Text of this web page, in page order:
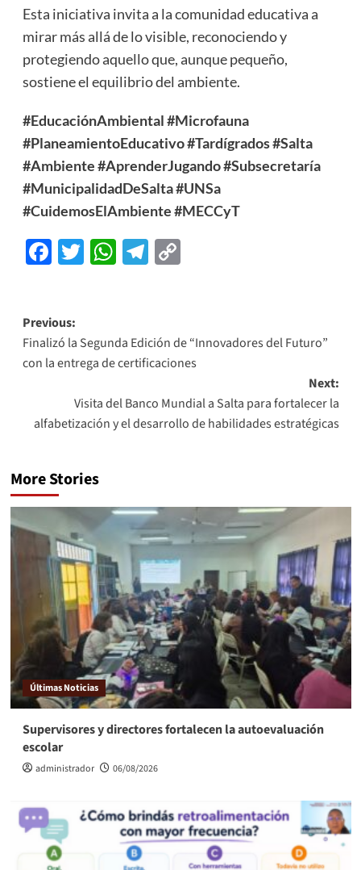
Esta iniciativa invita a la comunidad educativa a
mirar más allá de lo visible, reconociendo y
protegiendo aquello que, aunque pequeño,
sostiene el equilibrio del ambiente.
#EducaciónAmbiental#Microfauna
#PlaneamientoEducativo#Tardígrados#Salta
#Ambiente#AprenderJugando#Subsecretaría
#MunicipalidadDeSalta#UNSa
#CuidemosElAmbiente#MECCyT
Facebook
Twitter
WhatsApp
Telegram
Copy
Previous:
Finalizó la Segunda Edición de “Innovadores del Futuro”
con la entrega de certificaciones
Next:
Visita del Banco Mundial a Salta para fortalecer la
alfabetización y el desarrollo de habilidades estratégicas
More Stories
Últimas Noticias
Supervisores y directores fortalecen la autoevaluación
escolar
administrador 06/08/2026